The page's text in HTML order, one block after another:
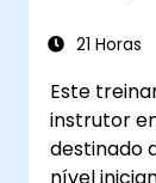
21 Horas
Este
instrutor
destinado
nível